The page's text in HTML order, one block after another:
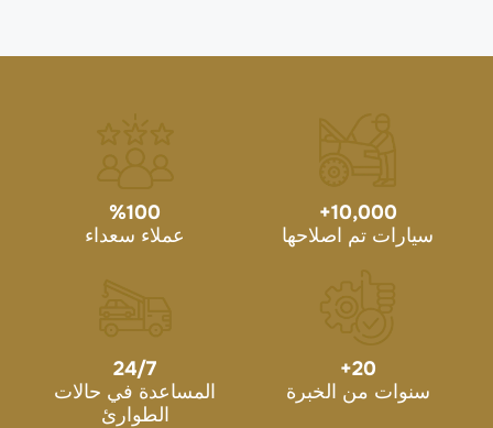
10,000
+
سيارات تم اصلاحها
100
%
عملاء سعداء
20
+
سنوات من الخبرة
24/7
المساعدة في حالات
الطوارئ